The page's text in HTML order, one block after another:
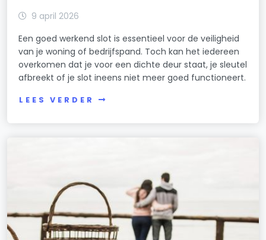
9 april 2026
Een goed werkend slot is essentieel voor de veiligheid
van je woning of bedrijfspand. Toch kan het iedereen
overkomen dat je voor een dichte deur staat, je sleutel
afbreekt of je slot ineens niet meer goed functioneert.
LEES VERDER